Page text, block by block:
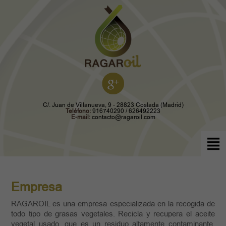
C/. Juan de Villanueva, 9 - 28823 Coslada (Madrid)
Teléfono:916740290 / 626492223
E-mail:contacto@ragaroil.com
Empresa
RAGAROIL es una empresa especializada en la recogida de
todo tipo de grasas vegetales. Recicla y recupera el aceite
vegetal usado, que es un residuo altamente contaminante,